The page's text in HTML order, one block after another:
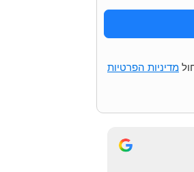
מדיניות הפרטיות